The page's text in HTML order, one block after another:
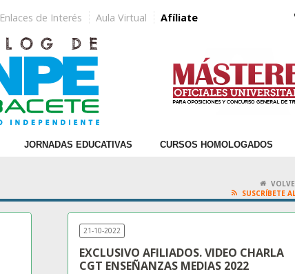
Enlaces de Interés Aula Virtual Afíliate
JORNADAS EDUCATIVAS CURSOS HOMOLOGADOS
SUSCRÍBETE
21-10-2022
EXCLUSIVO AFILIADOS. VIDEO CHARLA
CGT ENSEÑANZAS MEDIAS 2022